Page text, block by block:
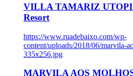
VILLA TAMARIZ
Resort
https://www.ruadebaixo.com/wp-
content/uploads/2018/06/marvila-
335x256.jpg
MARVILA AOS